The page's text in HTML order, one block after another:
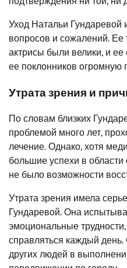
Уход Натальи Гундаревой
вопросов и сожалений. Ее
актрисы были велики, и
ее поклонников огромную
Утрата зрения и
По словам близких
проблемой много лет,
лечение. Однако, хотя
большие успехи в
не было возможности
Утрата зрения имела
Гундаревой. Она
эмоциональные
справляться каждый
других людей в